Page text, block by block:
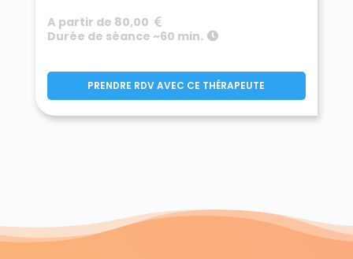
A partir de 80,00
Durée de séance ~60 min.
PRENDRE RDV AVEC CE THÉRAPEUTE